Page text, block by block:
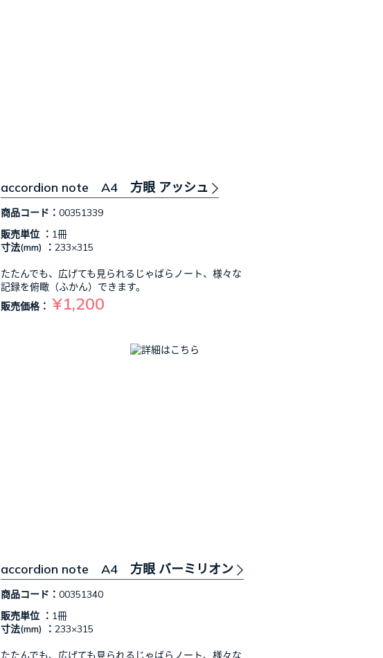
accordion note A4 方眼 アッシュ
商品コード： 00351339
販売単位 ： 1冊
寸法(mm) ： 233×315
たたんでも、広げても見られるじゃばらノート、様々な
記録を俯瞰（ふかん）できます。
販売価格： ¥1,200
accordion note A4 方眼 バーミリオン
商品コード： 00351340
販売単位 ： 1冊
寸法(mm) ： 233×315
たたんでも、広げても見られるじゃばらノート、様々な